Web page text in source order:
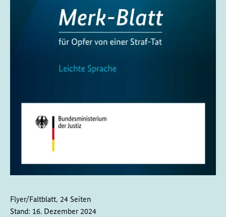
Flyer/Faltblatt, 24 Seiten
Stand: 16. Dezember 2024